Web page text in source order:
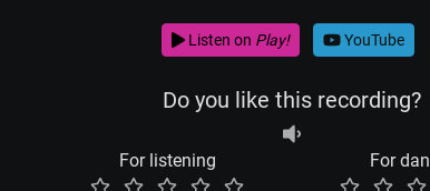
Listen on Play! YouTube
Do you like this recording?
For listening For